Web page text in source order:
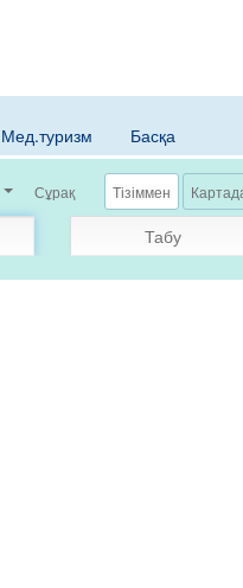
Мед.туризм Басқа
Сұрақ қою Тізіммен
Табу